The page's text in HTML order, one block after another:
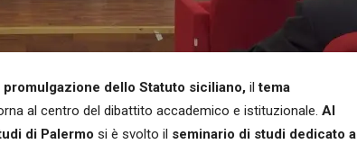
promulgazione dello Statuto siciliano, iltema
al centro del dibattito accademico e istituzionale. Al
di Palermo si è svolto il seminario di studi dedicato a